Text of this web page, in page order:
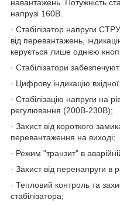
навантажень. Потужність
напрузі 160В.
· Стабілізатор напруги
від перевантажень,
керується лише однією
· Стабілізатори
· Цифрову індикацію
· Стабілізацію напруги на
регулювання (200В-230В);
· Захист від короткого
перевантаження на виході;
· Режим "транзит" в
· Захист від перенапруги в
· Тепловий контроль та
стабілізатора;